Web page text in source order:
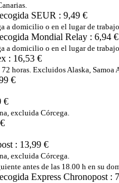
SEUR : 9,49 €
a domicilio o en el lugar de
Mondial Relay : 6,94 €
a domicilio o en el lugar de
: 16,53 €
horas. Excluidos Alaska, Samoa
€
€
excluida Córcega.
: 13,99 €
excluida Córcega.
antes de las 18.00 h en su
Express Chronopost :